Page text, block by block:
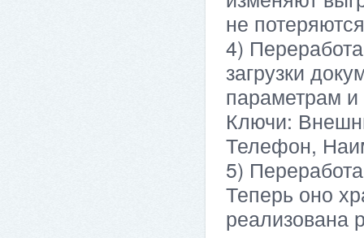
не
4)
загрузки
параметрам
Ключи:
Телефон,
5)
Теперь оно
реализована